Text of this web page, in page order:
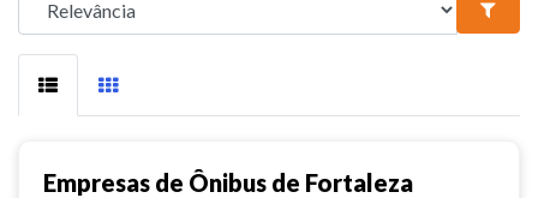
Empresas de Ônibus de Fortaleza